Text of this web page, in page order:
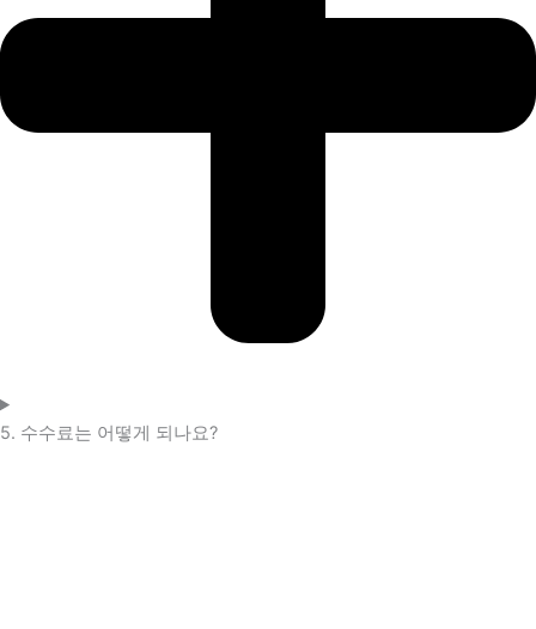
5. 수수료는 어떻게 되나요?